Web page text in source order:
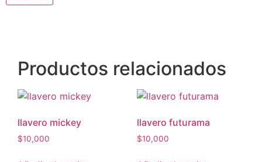
Productos relacionados
llavero mickey
$10,000
llavero futurama
$10,000